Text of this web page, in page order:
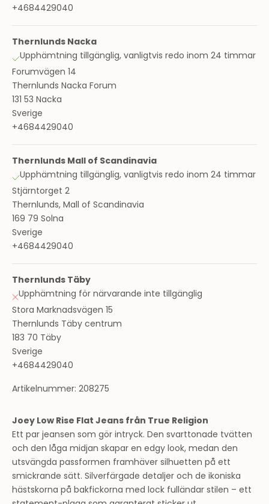
+4684429040
Thernlunds Nacka
Upphämtning tillgänglig, vanligtvis redo inom 24 timmar
Forumvägen 14
Thernlunds Nacka Forum
131 53 Nacka
Sverige
+4684429040
Thernlunds Mall of Scandinavia
Upphämtning tillgänglig, vanligtvis redo inom 24 timmar
Stjärntorget 2
Thernlunds, Mall of Scandinavia
169 79 Solna
Sverige
+4684429040
Thernlunds Täby
Upphämtning för närvarande inte tillgänglig
Stora Marknadsvägen 15
Thernlunds Täby centrum
183 70 Täby
Sverige
+4684429040
Artikelnummer: 208275
Joey Low Rise Flat Jeans från True Religion
Ett par jeansen som gör intryck. Den svarttonade tvätten
och den låga midjan skapar en edgy look, medan den
utsvängda passformen framhäver silhuetten på ett
smickrande sätt. Silverfärgade detaljer och de ikoniska
hästskorna på bakfickorna med lock fulländar stilen – ett